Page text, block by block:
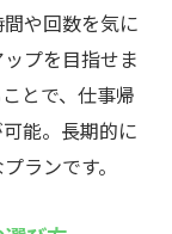
や回数を気に
プを目指せま
とで、仕事帰
能。長期的に
ランです。